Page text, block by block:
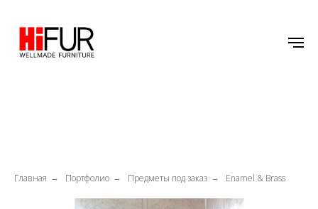
Главная → Портфолио → Предметы под заказ → Enamel & Brass